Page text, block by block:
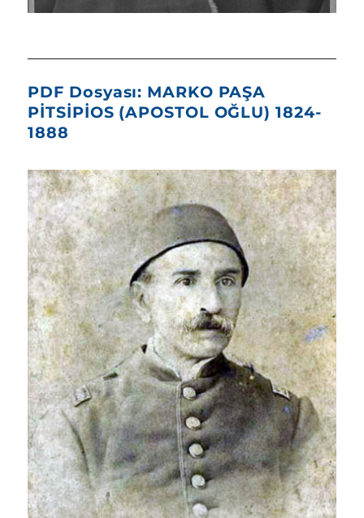
PDF Dosyası: MARKO PAŞA
PİTSİPİOS (APOSTOL OĞLU) 1824-
1888